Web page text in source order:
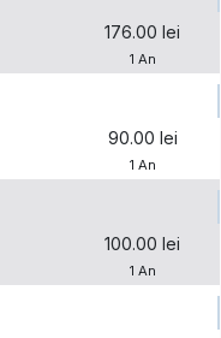
176.00 lei
1 An
90.00 lei
1 An
100.00 lei
1 An